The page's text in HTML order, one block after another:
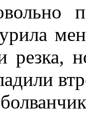
резка,